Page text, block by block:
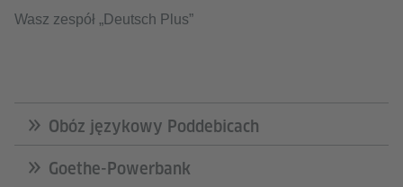
Wasz zespół „Deutsch Plus”
Obóz językowy Poddebicach
Goethe-Powerbank